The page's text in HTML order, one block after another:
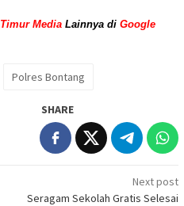
Timur Media Lainnya di Google
Polres Bontang
SHARE
Next post
Seragam Sekolah Gratis Selesai